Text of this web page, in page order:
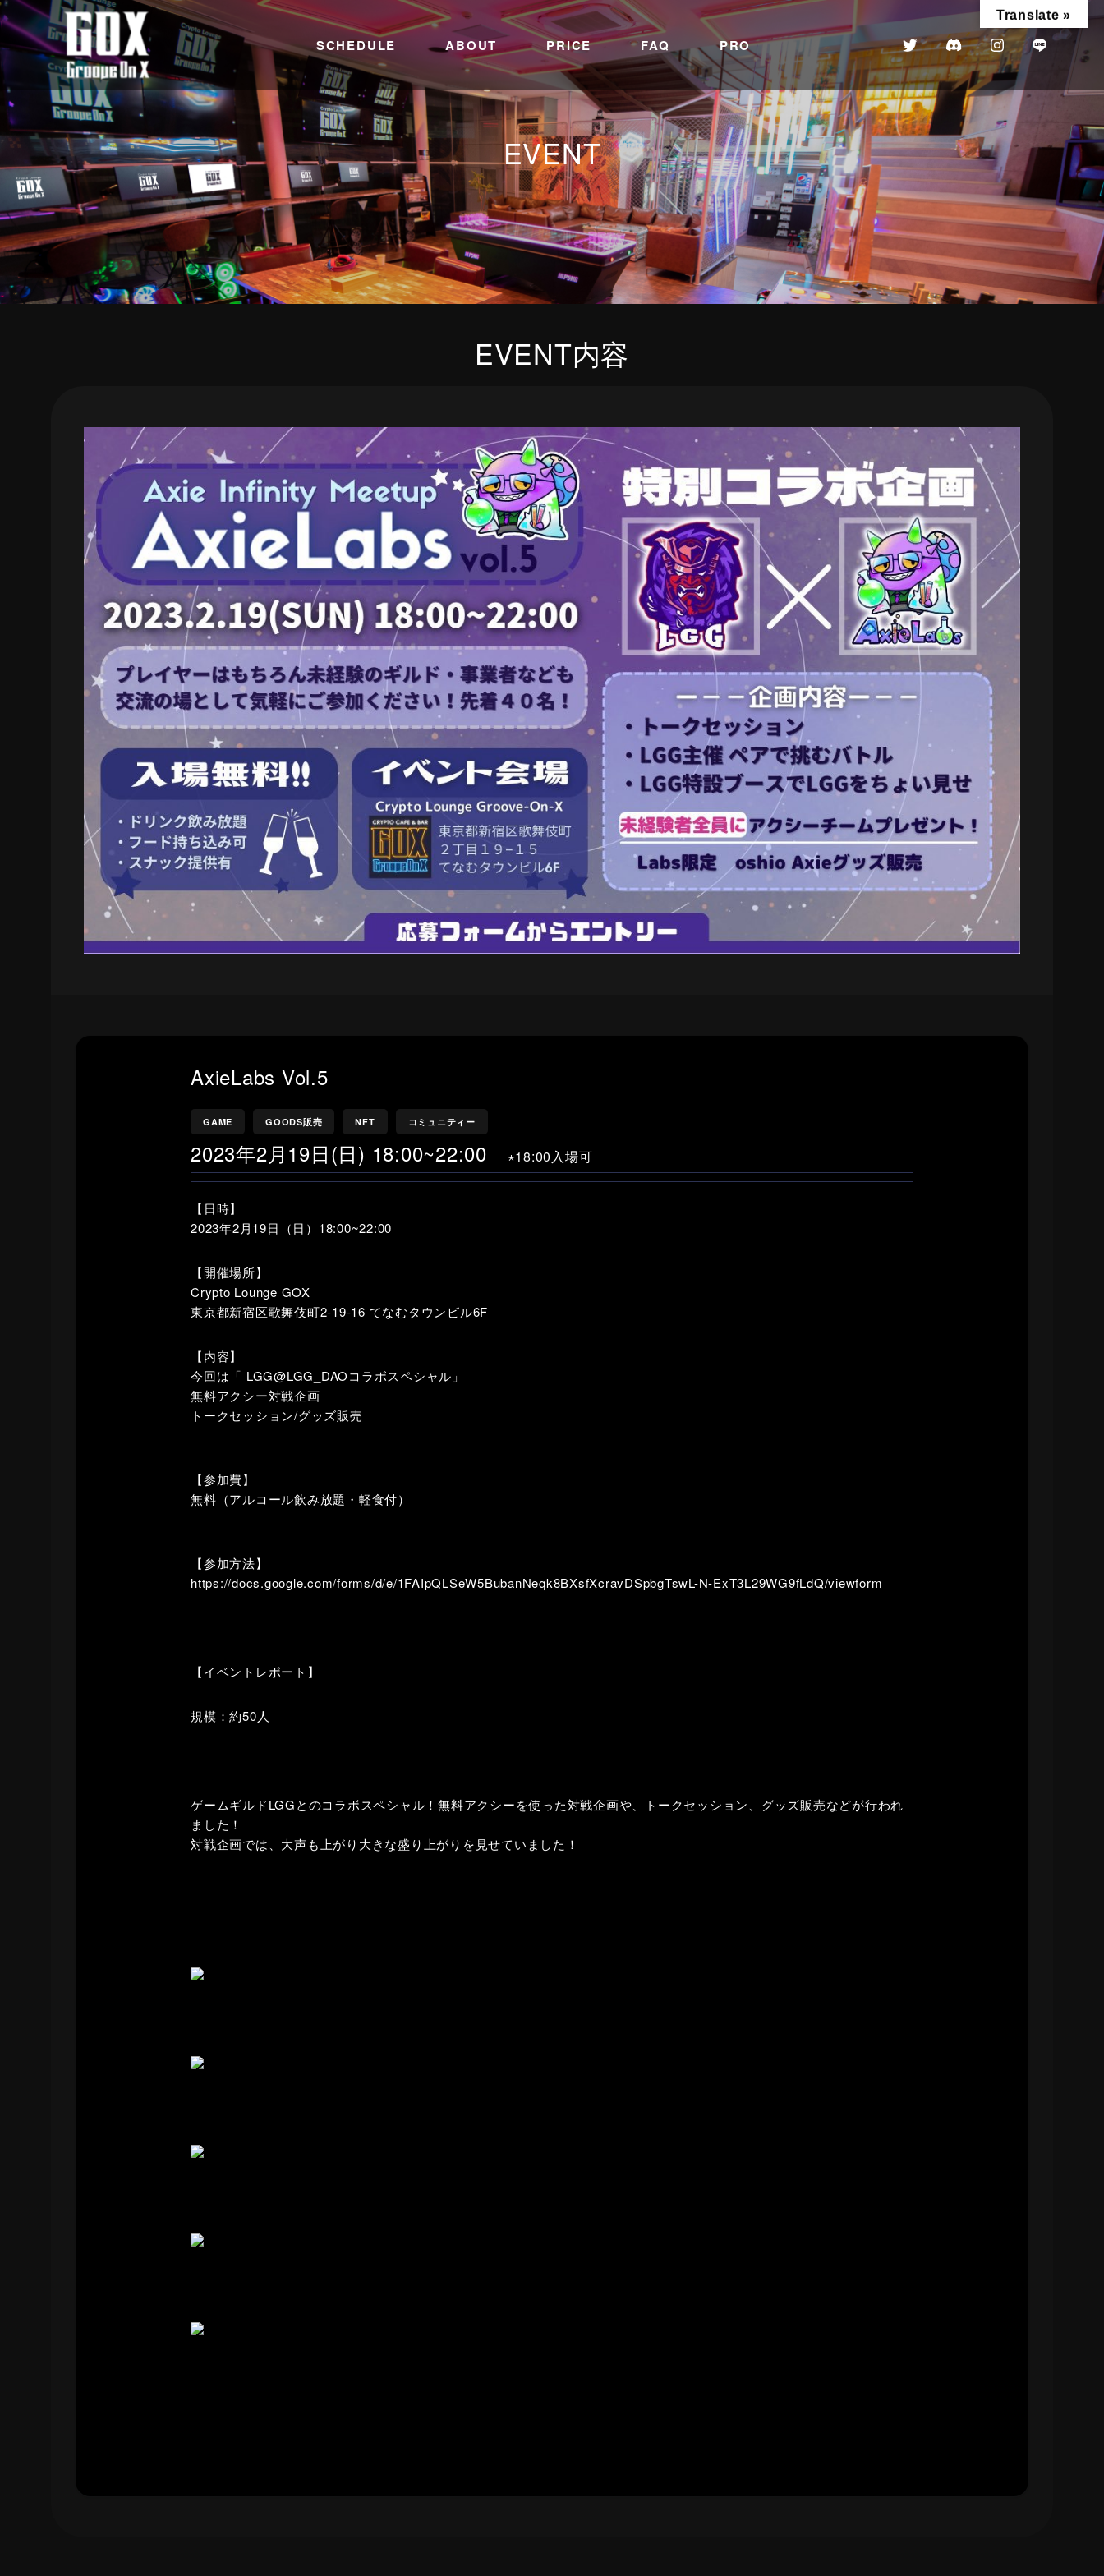
SCHEDULE ABOUT PRICE FAQ PRO
EVENT
EVENT内容
AxieLabs Vol.5
GAME GOODS販売 NFT コミュニティー
2023年2月19日(日) 18:00~22:00 ⋆18:00入場可
【日時】
2023年2月19日（日）18:00~22:00
【開催場所】
Crypto Lounge GOX
東京都新宿区歌舞伎町2-19-16 てなむタウンビル6F
【内容】
今回は「 LGG@LGG_DAOコラボスペシャル」
無料アクシー対戦企画
トークセッション/グッズ販売
【参加費】
無料（アルコール飲み放題・軽食付）
【参加方法】
https://docs.google.com/forms/d/e/1FAIpQLSeW5BubanNeqk8BXsfXcravDSpbgTswL-N-ExT3L29WG9fLdQ/viewform
【イベントレポート】
規模：約50人
ゲームギルドLGGとのコラボスペシャル！無料アクシーを使った対戦企画や、トークセッション、グッズ販売などが行われ
ました！
対戦企画では、大声も上がり大きな盛り上がりを見せていました！
Translate »